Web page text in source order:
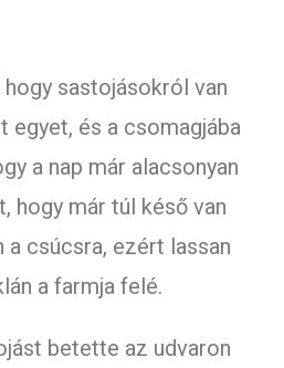
sastojásokról van
egyet, és a csomagjába
a nap már alacsonyan
hogy már túl késő van
a csúcsra, ezért lassan
a farmja felé.
betette az udvaron